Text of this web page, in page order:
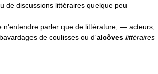
de discussions littéraires quelque peu
n'entendre parler que de littérature, — acteurs,
de coulisses ou d'alcôves littéraires